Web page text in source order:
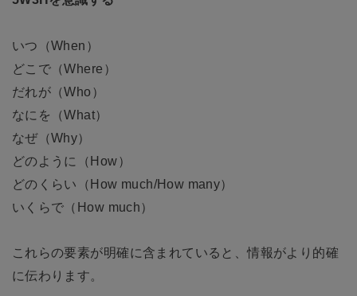
いつ（When）
どこで（Where）
だれが（Who）
なにを（What）
なぜ（Why）
どのように（How）
どのくらい（How much/How many）
いくらで（How much）
これらの要素が明確に含まれていると、情報がより的確
に伝わります。